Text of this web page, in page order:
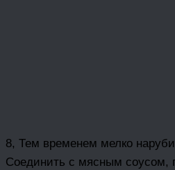
8, Тем временем мелко
Соединить с мясным соусом,